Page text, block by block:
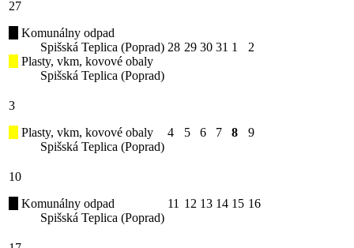
27
Komunálny odpad
Spišská Teplica (Poprad)
Plasty, vkm, kovové obaly
Spišská Teplica (Poprad)
28 29 30 31 1 2
3
Plasty, vkm, kovové obaly
Spišská Teplica (Poprad)
4 5 6 7 8 9
10
Komunálny odpad
Spišská Teplica (Poprad)
11 12 13 14 15 16